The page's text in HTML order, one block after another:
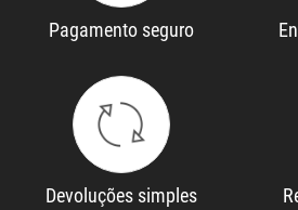
Pagamento seguro
Devoluções simples